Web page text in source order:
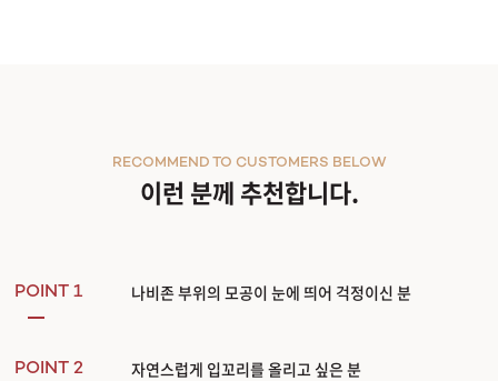
이런 분께 추천합니다.
RECOMMEND TO CUSTOMERS BELOW
POINT 1 나비존 부위의 모공이 눈에 띄어 걱정이신 분
POINT 2 자연스럽게 입꼬리를 올리고 싶은 분